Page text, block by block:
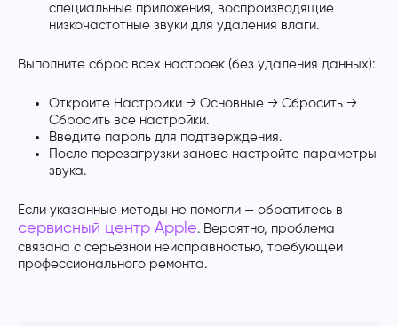
специальные приложения, воспроизводящие
низкочастотные звуки для удаления влаги.
Выполните сброс всех настроек (без удаления данных):
Откройте Настройки → Основные → Сбросить →
Сбросить все настройки.
Введите пароль для подтверждения.
После перезагрузки заново настройте параметры
звука.
Если указанные методы не помогли — обратитесь в
сервисный центр Apple. Вероятно, проблема
связана с серьёзной неисправностью, требующей
профессионального ремонта.